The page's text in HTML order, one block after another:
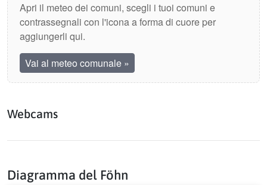
Apri il meteo dei comuni, scegli i tuoi comuni e
contrassegnali con l'icona a forma di cuore per
aggiungerli qui.
Vai al meteo comunale »
Webcams
Diagramma del Föhn